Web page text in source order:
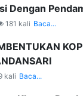
Dengan
181 kali Baca...
kali Baca...